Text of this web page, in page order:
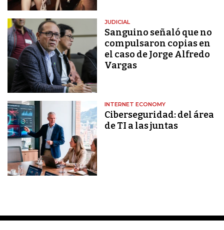
JUDICIAL
Sanguino señaló que no
compulsaron copias en
el caso de Jorge Alfredo
Vargas
INTERNET ECONOMY
Ciberseguridad: del área
de TI a las juntas